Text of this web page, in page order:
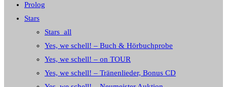
Prolog
Stars
Stars_all
Yes, we schell! – Buch & Hörbuchprobe
Yes, we schell! – on TOUR
Yes, we schell! – Tränenlieder, Bonus CD